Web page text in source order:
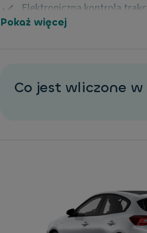
Elektroniczna kontrola
ESP
Komputer pokładowy
Regulowana kolumna
Swiatła przeciwmgielne
Pokaż więcej
Co jest wliczone w